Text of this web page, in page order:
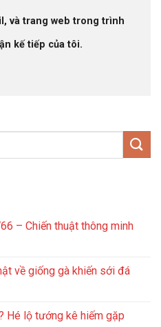
và trang web trong trình
kế tiếp của tôi.
– Chiến thuật thông minh
về giống gà khiến sới đá
Hé lộ tướng kê hiếm gặp